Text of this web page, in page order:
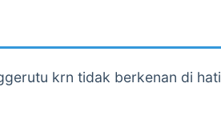
krn tidak berkenan di hati